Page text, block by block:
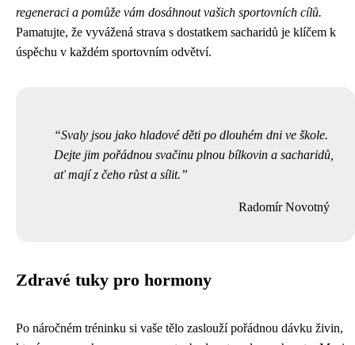
regeneraci a pomůže vám dosáhnout vašich sportovních cílů.
Pamatujte, že vyvážená strava s dostatkem sacharidů je klíčem k
úspěchu v každém sportovním odvětví.
Svaly jsou jako hladové děti po dlouhém dni ve škole.
Dejte jim pořádnou svačinu plnou bílkovin a sacharidů,
ať mají z čeho růst a sílit.
Radomír Novotný
Zdravé tuky pro hormony
Po náročném tréninku si vaše tělo zaslouží pořádnou dávku živin,